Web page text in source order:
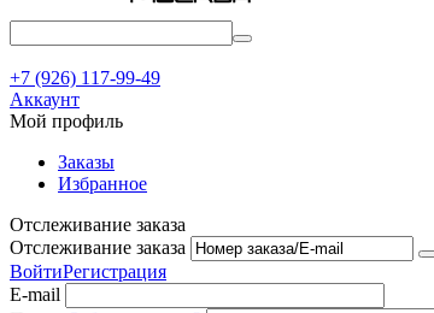
+7 (926) 117-99-49
Аккаунт
Мой профиль
Заказы
Избранное
Отслеживание заказа
Отслеживание заказа
ВойтиРегистрация
E-mail